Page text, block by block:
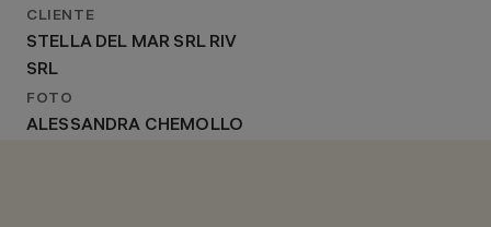
CLIENTE
STELLA DEL MAR SRL RIV
SRL
FOTO
ALESSANDRA CHEMOLLO